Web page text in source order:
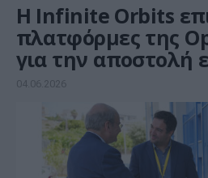
Η Infinite Orbits
πλατφόρμες της
για την αποστολή
«Tom & Jerry» σε
04.06.2026